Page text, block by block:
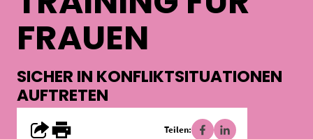
FRAUEN
SICHER IN KONFLIKTSITUATIONEN
AUFTRETEN
Teilen: